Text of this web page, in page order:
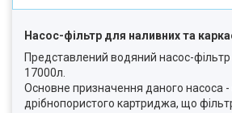
Насос-фільтр для наливних та
Представлений водяний насос-
17000л.
Основне призначення даного насоса -
дрібнопористого картриджа, що